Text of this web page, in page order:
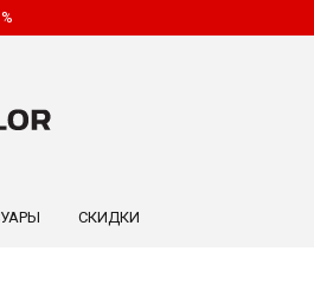
СКИДКИ